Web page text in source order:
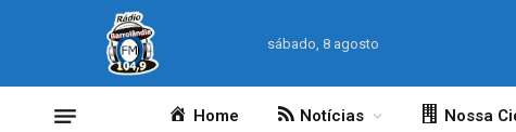
sábado, 8 agosto
Home Notícias Nossa